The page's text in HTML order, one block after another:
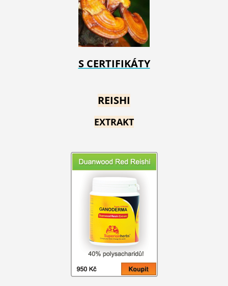
S CERTIFIKÁTY
REISHI
EXTRAKT